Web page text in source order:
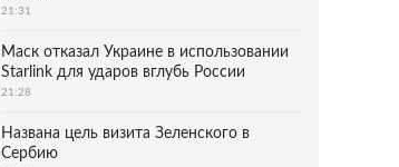
21:31
Маск отказал Украине в использовании
Starlink для ударов вглубь России
21:28
Названа цель визита Зеленского в
Сербию